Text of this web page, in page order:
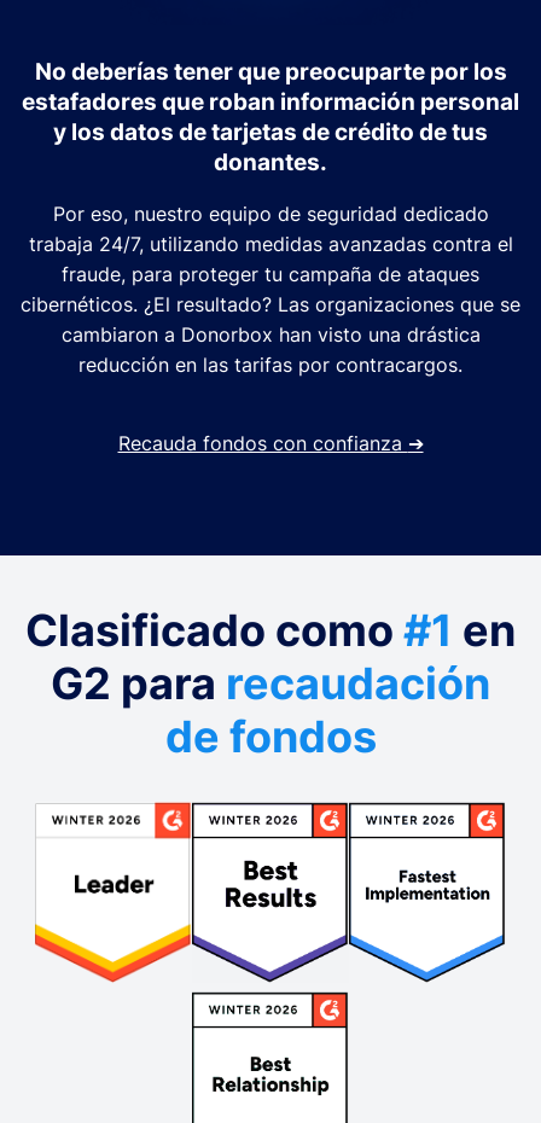
No deberías tener que preocuparte por los
estafadores que roban información personal
y los datos de tarjetas de crédito de tus
donantes.
Por eso, nuestro equipo de seguridad dedicado
trabaja 24/7, utilizando medidas avanzadas contra el
fraude, para proteger tu campaña de ataques
cibernéticos. ¿El resultado? Las organizaciones que se
cambiaron a Donorbox han visto una drástica
reducción en las tarifas por contracargos.
Recauda fondos con confianza ➔
Clasificado como #1 en
G2 para recaudación
de fondos